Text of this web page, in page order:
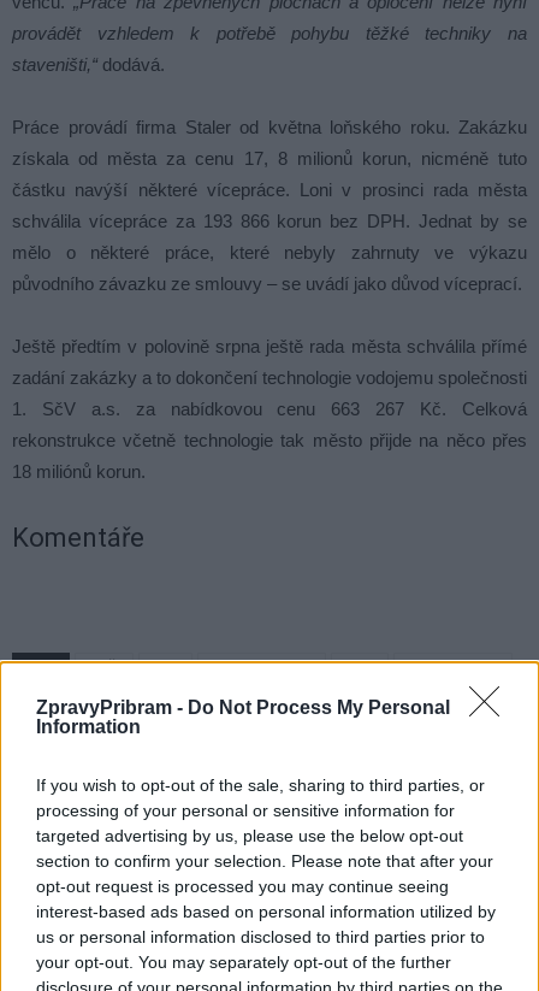
ZpravyPribram - Do Not Process My Personal
Information
If you wish to opt-out of the sale, sharing to third parties, or
processing of your personal or sensitive information for
targeted advertising by us, please use the below opt-out
section to confirm your selection. Please note that after your
opt-out request is processed you may continue seeing
interest-based ads based on personal information utilized by
us or personal information disclosed to third parties prior to
your opt-out. You may separately opt-out of the further
disclosure of your personal information by third parties on the
provádět vzhledem k potřebě pohybu těžké techniky na
staveništi,“ dodává.
Práce provádí firma Staler od května loňského roku. Zakázku
získala od města za cenu 17, 8 milionů korun, nicméně tuto
částku navýší některé vícepráce. Loni v prosinci rada města
schválila vícepráce za 193 866 korun bez DPH. Jednat by se
mělo o některé práce, které nebyly zahrnuty ve výkazu
původního závazku ze smlouvy – se uvádí jako důvod víceprací.
Ještě předtím v polovině srpna ještě rada města schválila přímé
zadání zakázky a to dokončení technologie vodojemu společnosti
1. SčV a.s. za nabídkovou cenu 663 267 Kč. Celková
rekonstrukce včetně technologie tak město přijde na něco přes
18 miliónů korun.
Komentáře
TAGY 1. SčV cena Hrabákova ulice HUSA
Jan Konvalinka
stavba
vícepráce
Předchozí článek Následující článek